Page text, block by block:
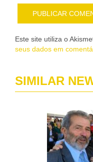
Este site utiliza o
seus dados em
SIMILAR